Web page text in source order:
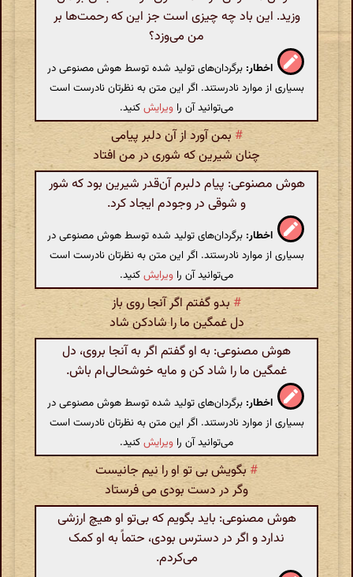
وزید. این باد چه چیزی است جز این که رحمت‌ها بر
من می‌وزد؟
اخطار: برگردان‌های تولید شده توسط هوش مصنوعی در
بسیاری از موارد نادرستند. اگر این متن به نظرتان نادرست است
می‌توانید آن را ویرایشکنید.
# بمن آورد از آن دلبر پیامی
چنان شیرین که شوری در من افتاد
هوش مصنوعی: پیام دلبرم آن‌قدر شیرین بود که شور
و شوقی در وجودم ایجاد کرد.
اخطار: برگردان‌های تولید شده توسط هوش مصنوعی در
بسیاری از موارد نادرستند. اگر این متن به نظرتان نادرست است
می‌توانید آن را ویرایشکنید.
# بدو گفتم اگر آنجا روی باز
دل غمگین ما را شادکن شاد
هوش مصنوعی: به او گفتم اگر به آنجا بروی، دل
غمگین ما را شاد کن و مایه خوشحالی‌ام باش.
اخطار: برگردان‌های تولید شده توسط هوش مصنوعی در
بسیاری از موارد نادرستند. اگر این متن به نظرتان نادرست است
می‌توانید آن را ویرایشکنید.
# بگویش بی تو او را نیم جانیست
وگر در دست بودی می فرستاد
هوش مصنوعی: باید بگویم که بی‌تو او هیچ ارزشی
ندارد و اگر در دسترس بودی، حتماً به او کمک
می‌کردم.